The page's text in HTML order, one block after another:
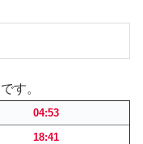
す。
04:53
18:41